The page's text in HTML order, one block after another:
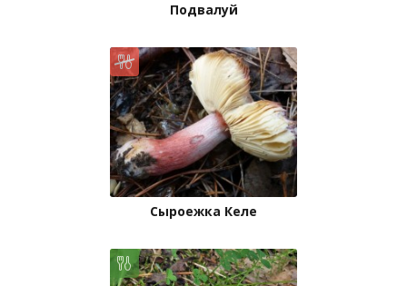
Подвалуй
Сыроежка Келе